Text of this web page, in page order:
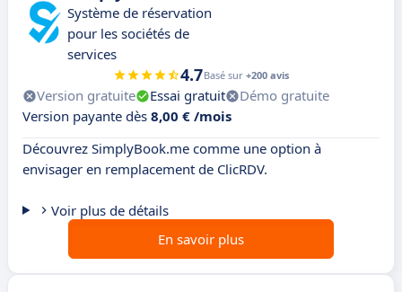
Système de réservation
pour les sociétés de
services
4.7Basé sur +200 avis
Version gratuite Essai gratuit
Démo gratuite
Version payante dès 8,00 € /mois
Découvrez SimplyBook.me comme une option à
envisager en remplacement de ClicRDV.
Voir plus de détails
En savoir plus